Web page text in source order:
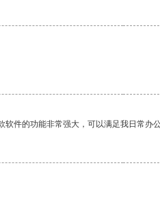
件的功能非常强大，可以满足我日常办